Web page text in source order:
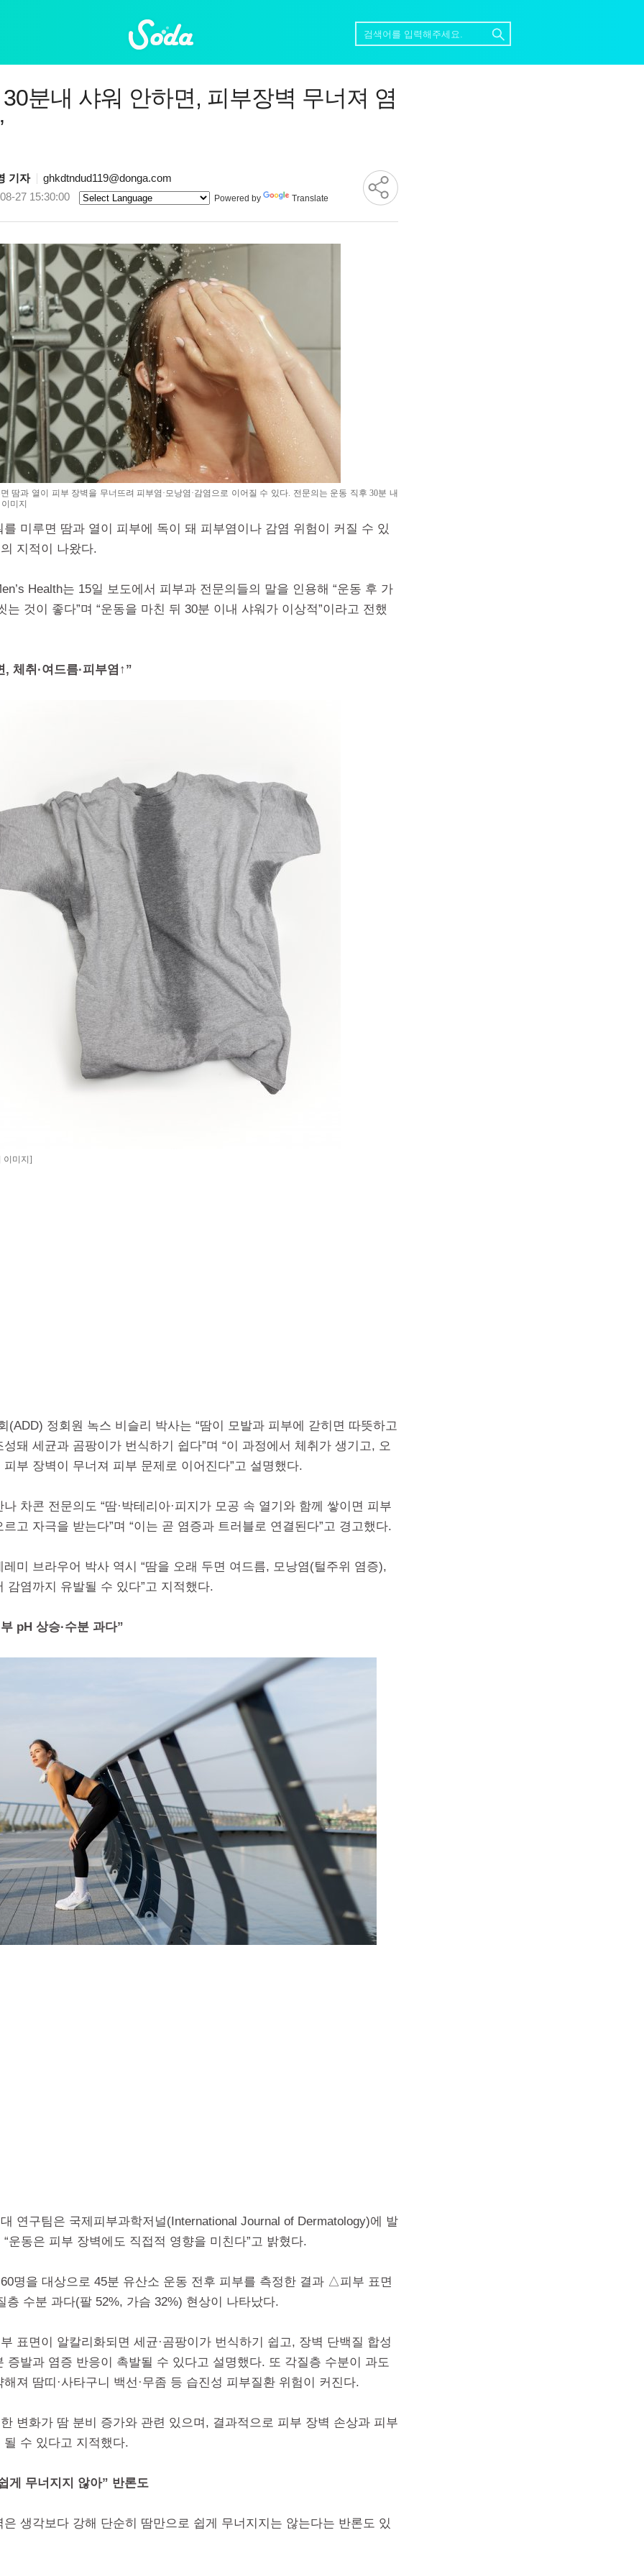
30분내 샤워 안하면, 피부장벽 무너져 염
기자
ghkdtndud119@donga.com
27 15:30:00
Powered by Translate
땀과 열이 피부 장벽을 무너뜨려 피부염·모낭염·감염으로 이어질 수 있다. 전문의는 운동 직후 30분 내
미지
를 미루면 땀과 열이 피부에 독이 돼 피부염이나 감염 위험이 커질 수 있
지적이 나왔다.
Health는 15일 보도에서 피부과 전문의들의 말을 인용해 “운동 후 가
는 것이 좋다”며 “운동을 마친 뒤 30분 이내 샤워가 이상적”이라고 전했
체취·여드름·피부염↑”
이미지]
(ADD) 정회원 녹스 비슬리 박사는 “땀이 모발과 피부에 갇히면 따뜻하고
돼 세균과 곰팡이가 번식하기 쉽다”며 “이 과정에서 체취가 생기고, 오
부 장벽이 무너져 피부 문제로 이어진다”고 설명했다.
차콘 전문의도 “땀·박테리아·피지가 모공 속 열기와 함께 쌓이면 피부
고 자극을 받는다”며 “이는 곧 염증과 트러블로 연결된다”고 경고했다.
미 브라우어 박사 역시 “땀을 오래 두면 여드름, 모낭염(털주위 염증),
감염까지 유발될 수 있다”고 지적했다.
pH 상승·수분 과다”
연구팀은 국제피부과학저널(International Journal of Dermatology)에 발
운동은 피부 장벽에도 직접적 영향을 미친다”고 밝혔다.
명을 대상으로 45분 유산소 운동 전후 피부를 측정한 결과 △피부 표면
수분 과다(팔 52%, 가슴 32%) 현상이 나타났다.
표면이 알칼리화되면 세균·곰팡이가 번식하기 쉽고, 장벽 단백질 합성
증발과 염증 반응이 촉발될 수 있다고 설명했다. 또 각질층 수분이 과도
져 땀띠·사타구니 백선·무좀 등 습진성 피부질환 위험이 커진다.
변화가 땀 분비 증가와 관련 있으며, 결과적으로 피부 장벽 손상과 피부
될 수 있다고 지적했다.
게 무너지지 않아” 반론도
은 생각보다 강해 단순히 땀만으로 쉽게 무너지지는 않는다는 반론도 있